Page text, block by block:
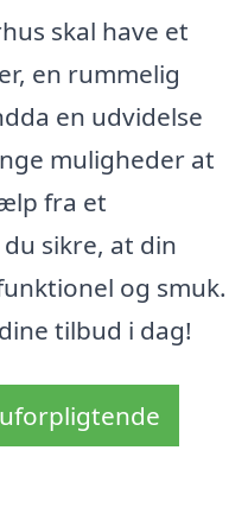
skal have et
en rummelig
en udvidelse
muligheder at
fra et
sikre, at din
og smuk.
tilbud i dag!